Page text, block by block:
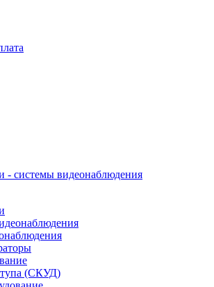
(СКУД)